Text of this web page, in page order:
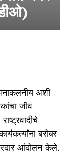
अशी
जीव
बरोबर
आंदोलन केले.